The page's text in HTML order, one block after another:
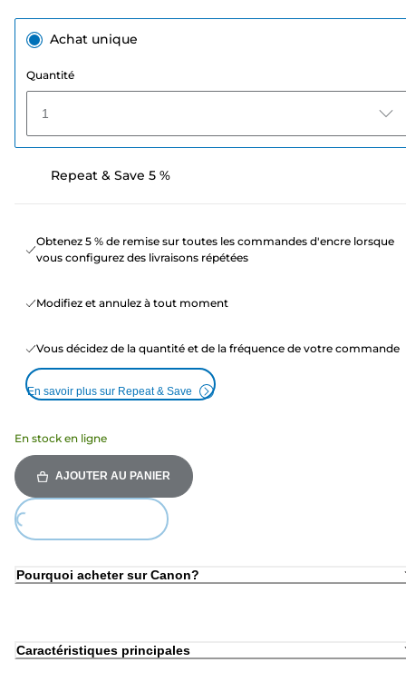
Achat unique
Quantité
1
Repeat & Save 5 %
Obtenez 5 % de remise sur toutes les commandes d'encre lorsque
vous configurez des livraisons répétées
Modifiez et annulez à tout moment
Vous décidez de la quantité et de la fréquence de votre commande
En savoir plus sur Repeat & Save
En stock en ligne
AJOUTER AU PANIER
Loading...
Pourquoi acheter sur Canon?
Caractéristiques principales